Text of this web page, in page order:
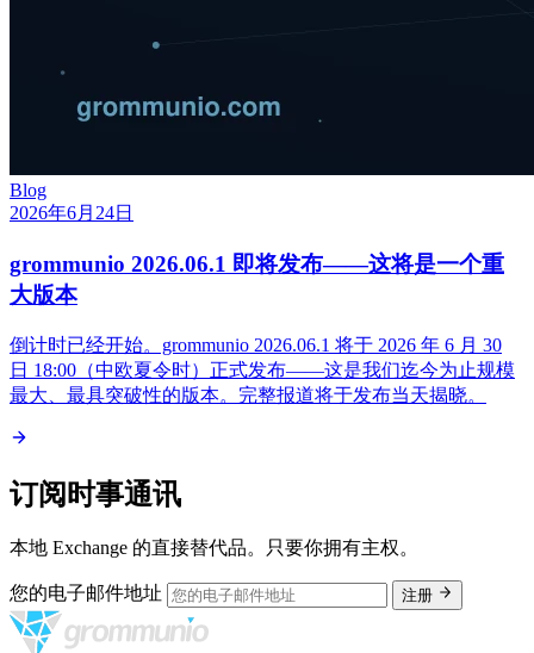
Blog
2026年6月24日
grommunio 2026.06.1 即将发布——这将是一个重
大版本
倒计时已经开始。grommunio 2026.06.1 将于 2026 年 6 月 30
日 18:00（中欧夏令时）正式发布——这是我们迄今为止规模
最大、最具突破性的版本。完整报道将于发布当天揭晓。
订阅时事通讯
本地 Exchange 的直接替代品。只要你拥有主权。
您的电子邮件地址 注册